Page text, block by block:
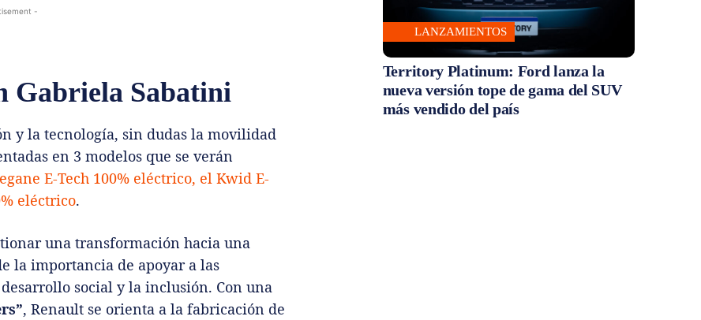
-
Gabriela Sabatini
y la tecnología, sin dudas la movilidad
en 3 modelos que se verán
E-Tech 100% eléctrico, el Kwid E-
eléctrico.
una transformación hacia una
la importancia de apoyar a las
social y la inclusión. Con una
, Renault se orienta a la fabricación de
LANZAMIENTOS
Territory Platinum: Ford lanza la
nueva versión tope de gama del SUV
más vendido del país